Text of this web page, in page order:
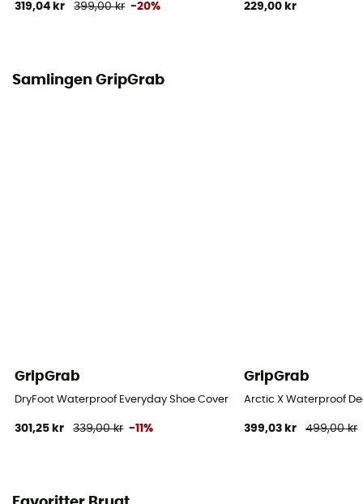
319,04 kr 399,00 kr -20% 229,00 kr
Samlingen GripGrab
GripGrab
DryFoot Waterproof Everyday Shoe Covers 2 - Oversko
301,25 kr 339,00 kr -11%
GripGrab
Arctic X Waterproof
399,03 kr 499,00 kr